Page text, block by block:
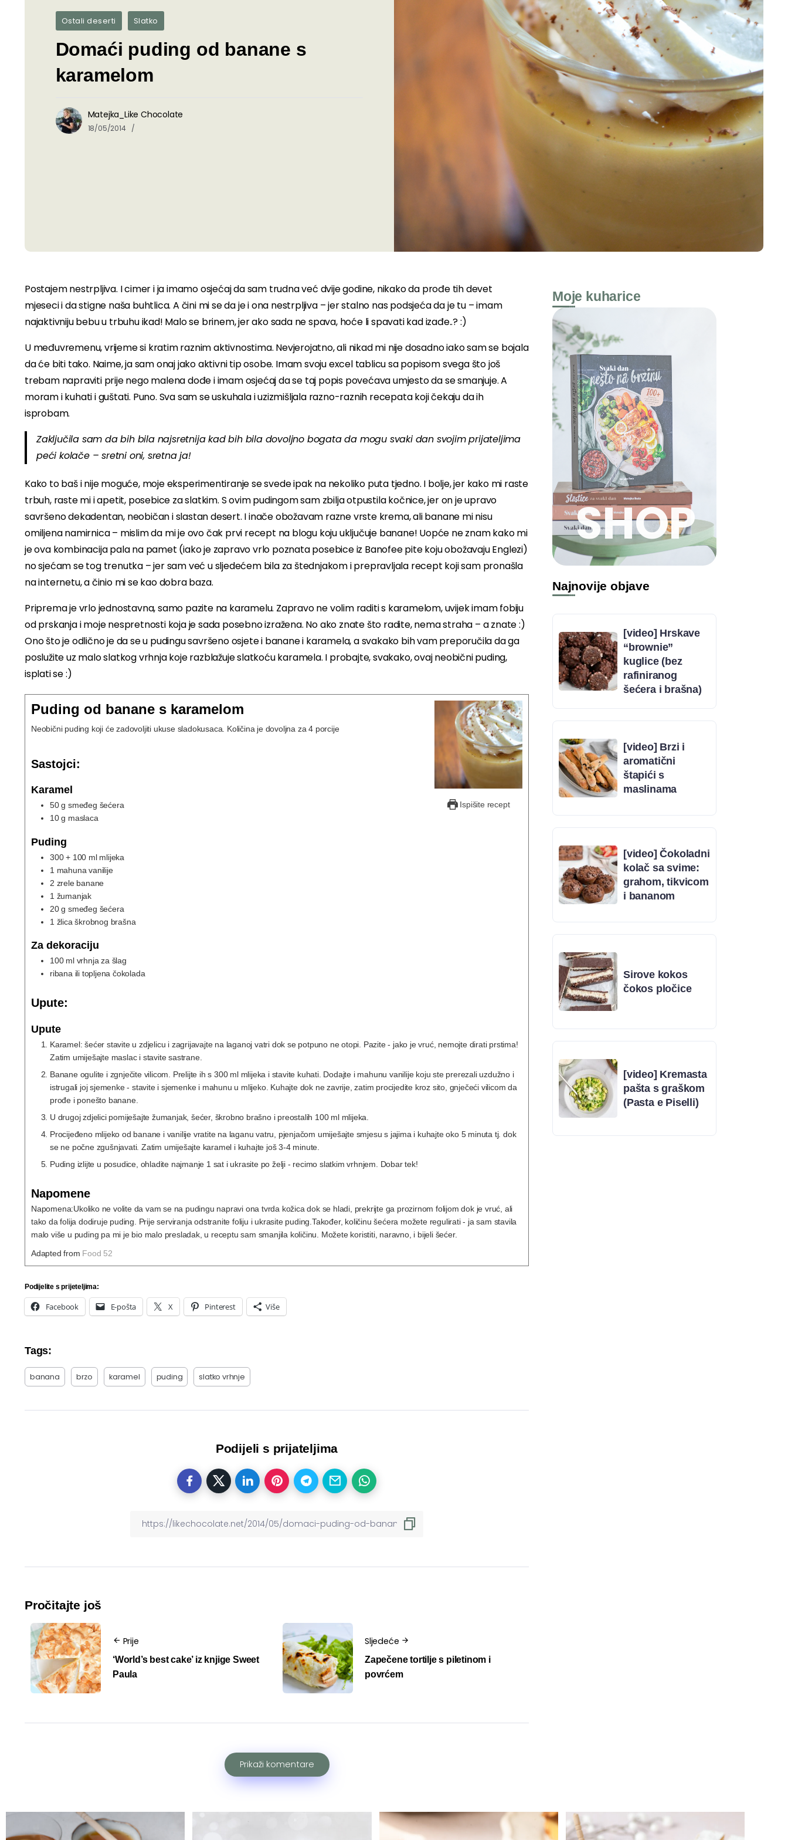
Ostali deserti Slatko
Domaći puding od banane s
karamelom
Matejka_Like Chocolate
18/05/2014
Postajem nestrpljiva. I cimer i ja imamo osjećaj da sam trudna već dvije godine, nikako da prođe tih devet
mjeseci i da stigne naša buhtlica. A čini mi se da je i ona nestrpljiva – jer stalno nas podsjeća da je tu – imam
najaktivniju bebu u trbuhu ikad! Malo se brinem, jer ako sada ne spava, hoće li spavati kad izađe..? :)
U međuvremenu, vrijeme si kratim raznim aktivnostima. Nevjerojatno, ali nikad mi nije dosadno iako sam se bojala
da će biti tako. Naime, ja sam onaj jako aktivni tip osobe. Imam svoju excel tablicu sa popisom svega što još
trebam napraviti prije nego malena dođe i imam osjećaj da se taj popis povećava umjesto da se smanjuje. A
moram i kuhati i guštati. Puno. Sva sam se uskuhala i uzizmišljala razno-raznih recepata koji čekaju da ih
isprobam.
Zaključila sam da bih bila najsretnija kad bih bila dovoljno bogata da mogu svaki dan svojim prijateljima
peći kolače – sretni oni, sretna ja!
Kako to baš i nije moguće, moje eksperimentiranje se svede ipak na nekoliko puta tjedno. I bolje, jer kako mi raste
trbuh, raste mi i apetit, posebice za slatkim. S ovim pudingom sam zbilja otpustila kočnice, jer on je upravo
savršeno dekadentan, neobičan i slastan desert. I inače obožavam razne vrste krema, ali banane mi nisu
omiljena namirnica – mislim da mi je ovo čak prvi recept na blogu koju uključuje banane! Uopće ne znam kako mi
je ova kombinacija pala na pamet (iako je zapravo vrlo poznata posebice iz Banofee pite koju obožavaju Englezi)
no sjećam se tog trenutka – jer sam već u sljedećem bila za štednjakom i prepravljala recept koji sam pronašla
na internetu, a činio mi se kao dobra baza.
Priprema je vrlo jednostavna, samo pazite na karamelu. Zapravo ne volim raditi s karamelom, uvijek imam fobiju
od prskanja i moje nespretnosti koja je sada posebno izražena. No ako znate što radite, nema straha – a znate :)
Ono što je odlično je da se u pudingu savršeno osjete i banane i karamela, a svakako bih vam preporučila da ga
poslužite uz malo slatkog vrhnja koje razblažuje slatkoću karamela. I probajte, svakako, ovaj neobični puding,
isplati se :)
Ispišite recept
Puding od banane s karamelom
Neobični puding koji će zadovoljiti ukuse sladokusaca. Količina je dovoljna za 4 porcije
Sastojci:
Karamel
50 g smeđeg šećera
10 g maslaca
Puding
300 + 100 ml mlijeka
1 mahuna vanilije
2 zrele banane
1 žumanjak
20 g smeđeg šećera
1 žlica škrobnog brašna
Za dekoraciju
100 ml vrhnja za šlag
ribana ili topljena čokolada
Upute:
Upute
Karamel: šećer stavite u zdjelicu i zagrijavajte na laganoj vatri dok se potpuno ne otopi. Pazite - jako je vruć, nemojte dirati prstima!
Zatim umiješajte maslac i stavite sastrane.
Banane ogulite i zgnječite vilicom. Prelijte ih s 300 ml mlijeka i stavite kuhati. Dodajte i mahunu vanilije koju ste prerezali uzdužno i
istrugali joj sjemenke - stavite i sjemenke i mahunu u mlijeko. Kuhajte dok ne zavrije, zatim procijedite kroz sito, gnječeći vilicom da
prođe i ponešto banane.
U drugoj zdjelici pomiješajte žumanjak, šećer, škrobno brašno i preostalih 100 ml mlijeka.
Procijeđeno mlijeko od banane i vanilije vratite na laganu vatru, pjenjačom umiješajte smjesu s jajima i kuhajte oko 5 minuta tj. dok
se ne počne zgušnjavati. Zatim umiješajte karamel i kuhajte još 3-4 minute.
Puding izlijte u posudice, ohladite najmanje 1 sat i ukrasite po želji - recimo slatkim vrhnjem. Dobar tek!
Napomene
Napomena:Ukoliko ne volite da vam se na pudingu napravi ona tvrda kožica dok se hladi, prekrijte ga prozirnom folijom dok je vruć, ali
tako da folija dodiruje puding. Prije serviranja odstranite foliju i ukrasite puding. Također, količinu šećera možete regulirati - ja sam stavila
malo više u puding pa mi je bio malo presladak, u receptu sam smanjila količinu. Možete koristiti, naravno, i bijeli šećer.
Adapted from Food 52
Podijelite s prijeteljima:
Facebook E-pošta X Pinterest Više
Tags:
banana brzo karamel puding slatko vrhnje
Podijeli s prijateljima
Pročitajte još
Prije
‘World’s best cake’ iz knjige Sweet
Paula
Sljedeće
Zapečene tortilje s piletinom i
povrćem
Prikaži komentare
Moje kuharice
SHOP
Najnovije objave
[video] Hrskave
“brownie”
kuglice (bez
rafiniranog
šećera i brašna)
[video] Brzi i
aromatični
štapići s
maslinama
[video] Čokoladni
kolač sa svime:
grahom, tikvicom
i bananom
Sirove kokos
čokos pločice
[video] Kremasta
pašta s graškom
(Pasta e Piselli)